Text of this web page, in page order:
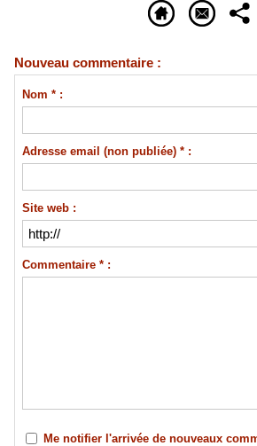
Nouveau commentaire :
Nom * :
Adresse email (non publiée) * :
Site web :
Commentaire * :
Me notifier l'arrivée de nouveaux